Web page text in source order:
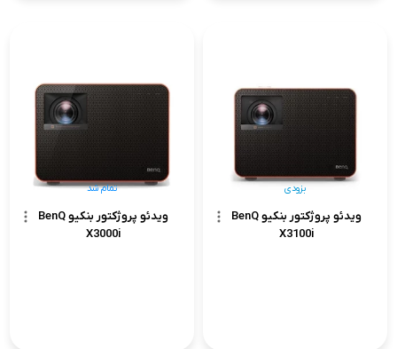
ویدئو پروژکتور بنکیو BenQ
X3100i
بزودی
ویدئو پروژکتور بنکیو BenQ
X3000i
تمام شد